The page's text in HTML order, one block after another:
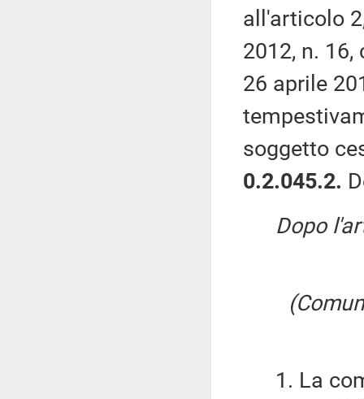
all'articolo
2012, n.
26 aprile
soggetto
0.2.045.2.
Dopo
1. La